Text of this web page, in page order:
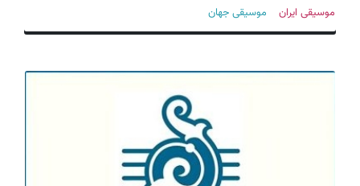
ف
ی
موسیقی ایران موسیقی جهان